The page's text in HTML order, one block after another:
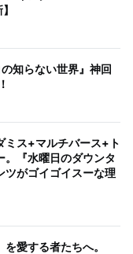
知らない世界』神回
ミス+マルチバース+ト
。『水曜日のダウンタ
ツがゴイゴイスーな理
を愛する者たちへ。